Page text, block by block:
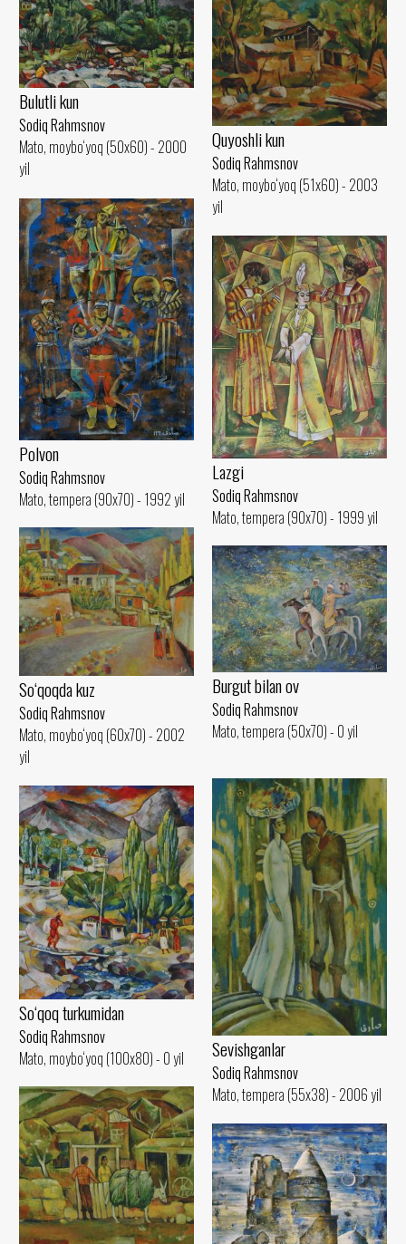
Bulutli kun
Sodiq Rahmsnov
Mato, moybo‘yoq (50x60) - 2000
yil
Quyoshli kun
Sodiq Rahmsnov
Mato, moybo‘yoq (51x60) - 2003
yil
Polvon
Sodiq Rahmsnov
Mato, tempera (90x70) - 1992 yil
Lazgi
Sodiq Rahmsnov
Mato, tempera (90x70) - 1999 yil
So‘qoqda kuz
Sodiq Rahmsnov
Mato, moybo‘yoq (60x70) - 2002
yil
Burgut bilan ov
Sodiq Rahmsnov
Mato, tempera (50x70) - 0 yil
Sevishganlar
Sodiq Rahmsnov
Mato, tempera (55x38) - 2006 yil
So‘qoq turkumidan
Sodiq Rahmsnov
Mato, moybo‘yoq (100x80) - 0 yil